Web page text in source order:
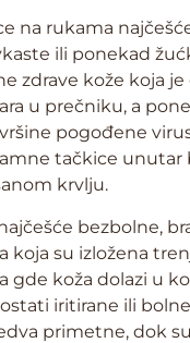
na rukama
ili ponekad
zdrave kože koja
u prečniku, a
pogođene
tačkice unutar
krvlju.
bezbolne,
koja su izložena
gde koža dolazi u
iritirane ili
primetne, dok